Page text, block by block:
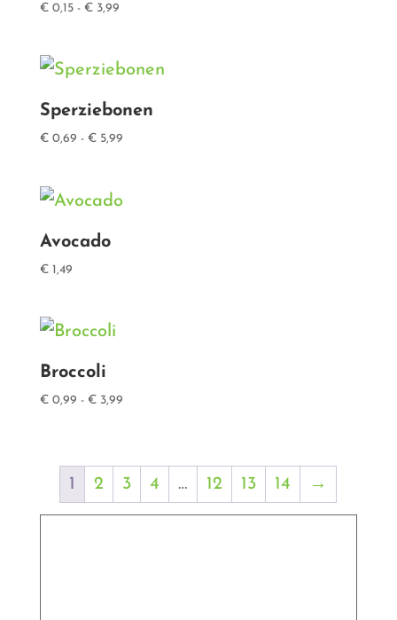
€0,15 - €3,99Prijsklasse:
€ 3,99
Sperziebonen
€0,69 - €5,99Prijsklasse:
€ 5,99
Avocado
€1,49
Broccoli
€0,99 - €3,99Prijsklasse:
1 2 3 4 … 12 13 14 →